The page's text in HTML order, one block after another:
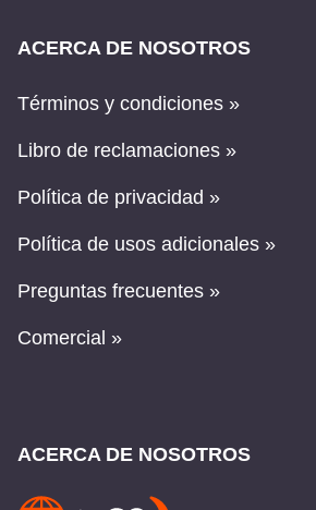
ACERCA DE NOSOTROS
Términos y condiciones »
Libro de reclamaciones »
Política de privacidad »
Política de usos adicionales »
Preguntas frecuentes »
Comercial »
ACERCA DE NOSOTROS